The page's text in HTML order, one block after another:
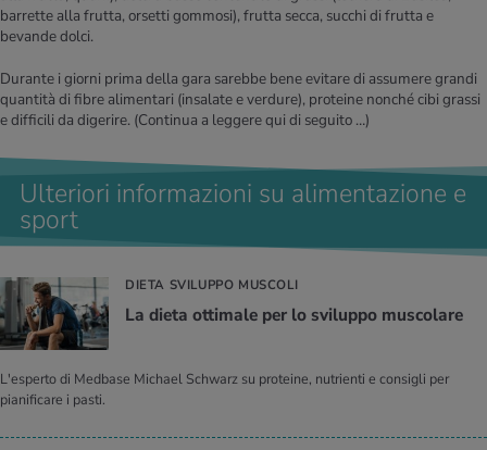
barrette alla frutta, orsetti gommosi), frutta secca, succhi di frutta e
bevande dolci.
Durante i giorni prima della gara sarebbe bene evitare di assumere grandi
quantità di fibre alimentari (insalate e verdure), proteine nonché cibi grassi
e difficili da digerire. (Continua a leggere qui di seguito …)
Ulteriori informazioni su alimentazione e
sport
DIETA SVILUPPO MUSCOLI
La dieta ot­ti­ma­le per lo svi­lup­po mu­sco­la­re
L'esperto di Medbase Michael Schwarz su proteine, nutrienti e consigli per
pianificare i pasti.